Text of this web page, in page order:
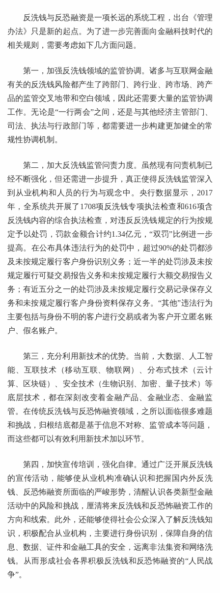
反洗钱与反恐融资是一项长远的系统工程，出台《管理
办法》只是新的起点。为了进一步完善面向金融科技时代的
相关规则，需要考虑如下几方面问题。
第一，加强反洗钱领域的监管协调。诸多与互联网金融
有关的反洗钱风险都产生了跨部门、跨行业、跨市场、跨产
品的监管交叉地带和空白领域，因此还需要大量的监管协调
工作。无论是“一行两会”之间，还是与其他经济主管部门、
司法、执法与行政部门等，都需要进一步构建更加健全的常
规性协调机制。
第二，加大反洗钱监管问责力度。虽然现有问责机制已
经不断强化，但还需进一步提升，真正使得反洗钱监管深入
到从业机构和人员的行为与观念中。央行数据显示，2017
年，全系统共开展了1708项反洗钱专项执法检查和616项含
反洗钱内容的综合执法检查，对违反反洗钱规定的行为按规
定予以处罚，罚款金额合计约1.34亿元，“双罚”比例进一步
提高。在公布具体违法行为的处罚中，超过90%的处罚都涉
及未按规定履行客户身份识别义务；近一半的处罚涉及未按
规定履行可疑交易报告义务和未按规定履行大额交易报告义
务；有近五分之一的处罚涉及未按规定履行交易记录保存义
务和未按规定履行客户身份资料保存义务。“其他”违法行为
主要包括与身份不明的客户进行交易或者为客户开立匿名账
户、假名账户。
第三，充分利用新技术的优势。当前，大数据、人工智
能、互联技术（移动互联、物联网）、分布式技术（云计
算、区块链）、安全技术（生物识别、加密、量子技术）等
底层技术，都在深刻改变着金融产品、金融业态、金融监
管。在传统反洗钱与反恐怖融资领域，之所以面临很多难题
和挑战，归根结底都是基于信息不对称、监管成本等问题，
而这些都可以有效利用新技术加以环节。
第四，加快宣传培训，强化自律。通过广泛开展反洗钱
的宣传活动，能够使从业机构准确认识和把握国内外反洗
钱、反恐怖融资所面临的严峻形势，清醒认识各类新型金融
活动中的风险和挑战，厘清将来反洗钱和反恐怖融资工作的
方向和线索。此外，还能够使得社会公众深入了解反洗钱知
识，积极配合从业机构，主要进行身份识别，保障自身的信
息、数据、证件和金融工具的安全，远离非法集资和网络洗
钱。从而形成社会各界积极反洗钱和反恐怖融资的“人民战
争”。